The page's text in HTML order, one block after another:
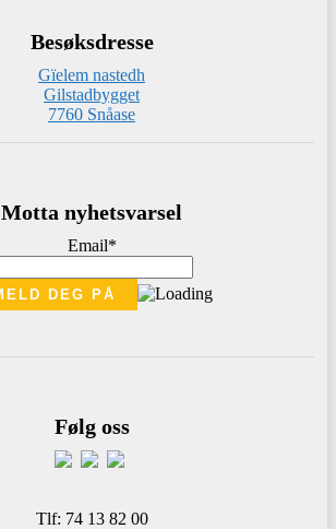
Besøksdresse
Gïelem nastedh
Gilstadbygget
7760 Snåase
Motta nyhetsvarsel
Email*
Følg oss
Tlf: 74 13 82 00